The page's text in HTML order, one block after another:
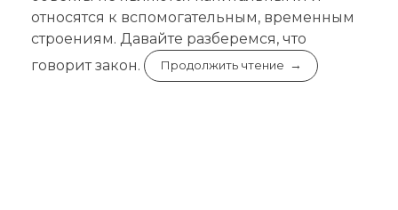
относятся к вспомогательным, временным
строениям. Давайте разберемся, что
говорит закон.
Продолжить чтение